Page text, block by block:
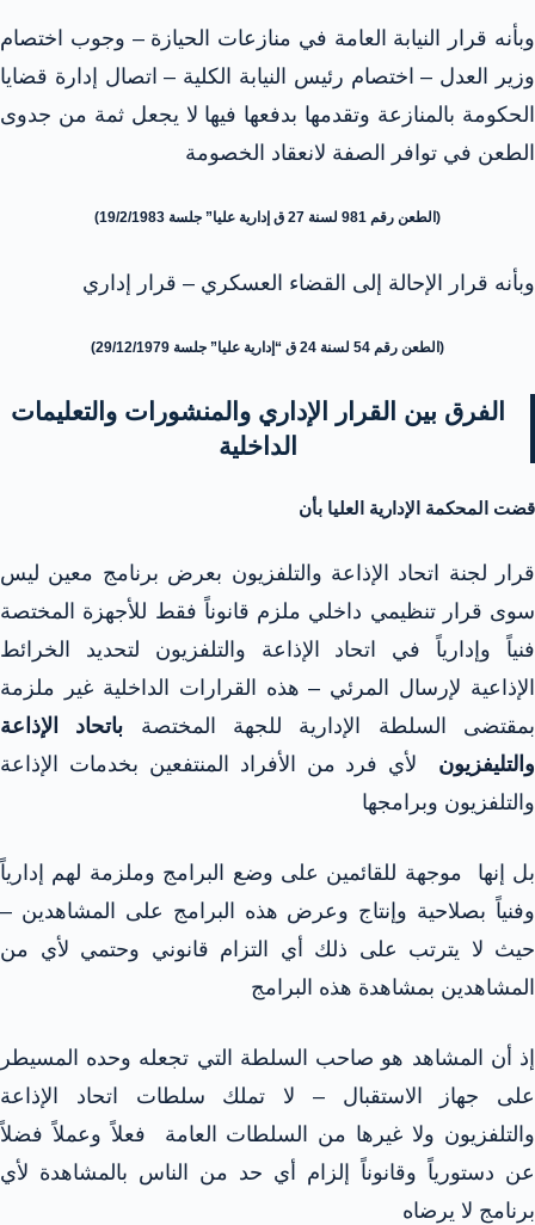
وبأنه قرار النيابة العامة في منازعات الحيازة – وجوب اختصام
وزير العدل – اختصام رئيس النيابة الكلية – اتصال إدارة قضايا
الحكومة بالمنازعة وتقدمها بدفعها فيها لا يجعل ثمة من جدوى
الطعن في توافر الصفة لانعقاد الخصومة
(الطعن رقم 981 لسنة 27 ق إدارية عليا” جلسة 19/2/1983)
وبأنه قرار الإحالة إلى القضاء العسكري – قرار إداري
(الطعن رقم 54 لسنة 24 ق “إدارية عليا” جلسة 29/12/1979)
الفرق بين القرار الإداري والمنشورات والتعليمات
الداخلية
قضت المحكمة الإدارية العليا بأن
قرار لجنة اتحاد الإذاعة والتلفزيون بعرض برنامج معين ليس
سوى قرار تنظيمي داخلي ملزم قانوناً فقط للأجهزة المختصة
فنياً وإدارياً في اتحاد الإذاعة والتلفزيون لتحديد الخرائط
الإذاعية لإرسال المرئي – هذه القرارات الداخلية غير ملزمة
بمقتضى السلطة الإدارية للجهة المختصة باتحاد الإذاعة
والتليفزيون لأي فرد من الأفراد المنتفعين بخدمات الإذاعة
والتلفزيون وبرامجها
بل إنها موجهة للقائمين على وضع البرامج وملزمة لهم إدارياً
وفنياً بصلاحية وإنتاج وعرض هذه البرامج على المشاهدين –
حيث لا يترتب على ذلك أي التزام قانوني وحتمي لأي من
المشاهدين بمشاهدة هذه البرامج
إذ أن المشاهد هو صاحب السلطة التي تجعله وحده المسيطر
على جهاز الاستقبال – لا تملك سلطات اتحاد الإذاعة
والتلفزيون ولا غيرها من السلطات العامة فعلاً وعملاً فضلاً
عن دستورياً وقانوناً إلزام أي حد من الناس بالمشاهدة لأي
برنامج لا يرضاه